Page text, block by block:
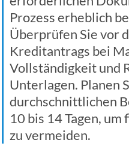
Prozess erheblich
Überprüfen Sie vor
Kreditantrags bei
Vollständigkeit und
Unterlagen. Planen
durchschnittlichen
10 bis 14 Tagen,
zu vermeiden.